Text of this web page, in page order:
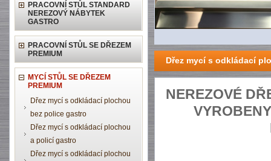
PRACOVNÍ STŮL STANDARD
NEREZOVÝ NÁBYTEK
GASTRO
PRACOVNÍ STŮL SE DŘEZEM
PREMIUM
MYCÍ STŮL SE DŘEZEM
PREMIUM
Dřez mycí s odkládací plochou
bez police gastro
Dřez mycí s odkládací plochou
a policí gastro
Dřez mycí s odkládací plochou
Dřez mycí s odkládací
NEREZOVÉ